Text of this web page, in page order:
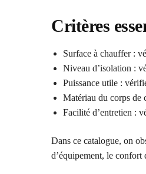
Critères
Surface à chauffer :
Niveau d’isolation :
Puissance utile :
Matériau du corps de
Facilité d’entretien :
Dans ce catalogue, on
d’équipement, le confort